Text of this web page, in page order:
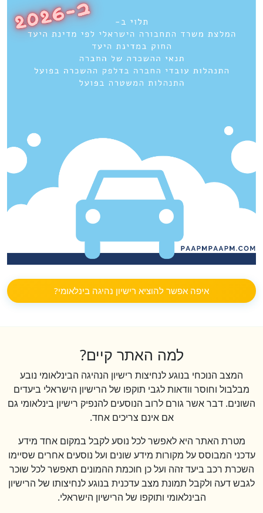
איפה אפשר להוציא רישיון נהיגה בינלאומי?
למה האתר קיים?
המצב הנוכחי בנוגע לנחיצות רישיון הנהיגה הבינלאומי נובע
מבלבול וחוסר וודאות לגבי תוקפו של הרישיון הישראלי ביעדים
השונים. דבר אשר גורם לרוב הנוסעים להנפיק רישיון בינלאומי גם
אם אינם צריכים אחד.
מטרת האתר היא לאפשר לכל נוסע לקבל במקום אחד מידע
עדכני המבוסס על מקורות מידע שונים ועל נוסעים אחרים שסיימו
השכרת רכב ביעד זהה ועל כן חוכמת ההמונים תאפשר לכל שוכר
לגבש דעה ולקבל תמונת מצב עדכנית בנוגע לנחיצותו של הרישיון
הבינלאומי ותוקפו של הרישיון הישראלי.